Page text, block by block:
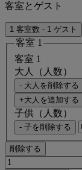
客室とゲスト
1 客室数 - 1 ゲスト
客室 1
客室 1
大人（人数）
- 大人を削除する
+大人を追加する
子供（人数）
- 子を削除する
削除する